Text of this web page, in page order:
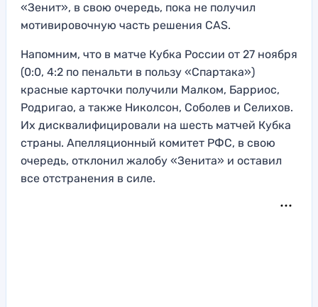
«Зенит», в свою очередь, пока не получил
мотивировочную часть решения CAS.
Напомним, что в матче Кубка России от 27 ноября
(0:0, 4:2 по пенальти в пользу «Спартака»)
красные карточки получили Малком, Барриос,
Родригао, а также Николсон, Соболев и Селихов.
Их дисквалифицировали на шесть матчей Кубка
страны. Апелляционный комитет РФС, в свою
очередь, отклонил жалобу «Зенита» и оставил
все отстранения в силе.